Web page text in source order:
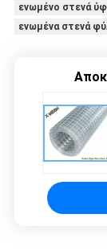
ενωμένο στενά
ενωμένα στενά